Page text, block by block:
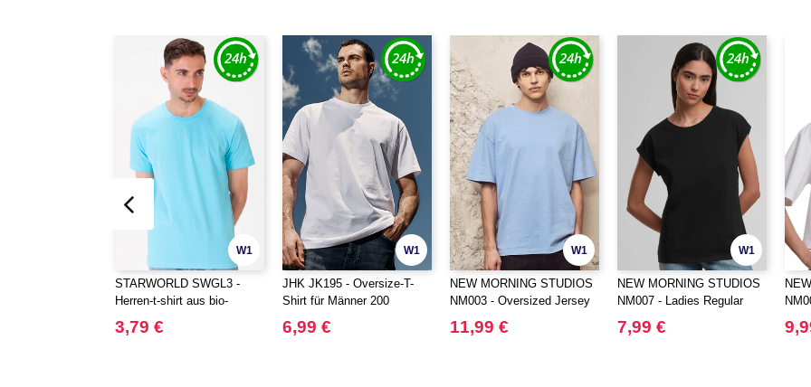
W1
STARWORLD SWGL3 -
Herren-t-shirt aus bio-
3,79 €
W1
JHK JK195 - Oversize-T-
Shirt für Männer 200
6,99 €
W1
NEW MORNING STUDIOS
NM003 - Oversized Jersey
11,99 €
W1
NEW MORNING STUDIOS
NM007 - Ladies Regular
7,99 €